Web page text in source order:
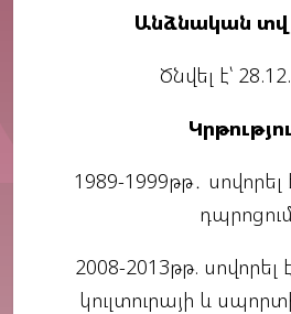
Անձնական
Ծնվել է՝
1989-1999թթ․
2008-2013թթ.
կուլտուրայի և